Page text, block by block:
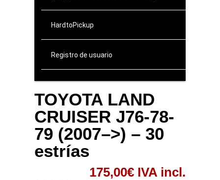
HardtoPickup
Registro de usuario
TOYOTA LAND
CRUISER J76-78-
79 (2007–>) – 30
estrías
175,00€ IVA incl.